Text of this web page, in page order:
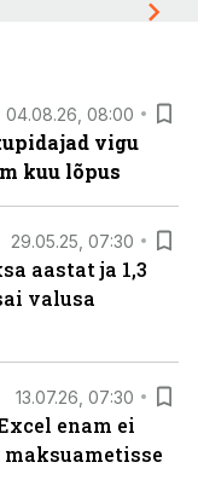
04.08.26, 08:00
vigu
kuu lõpus
29.05.25, 07:30
aastat ja 1,3
valusa
13.07.26, 07:30
enam ei